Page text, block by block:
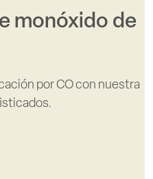
monóxido de
por CO con nuestra